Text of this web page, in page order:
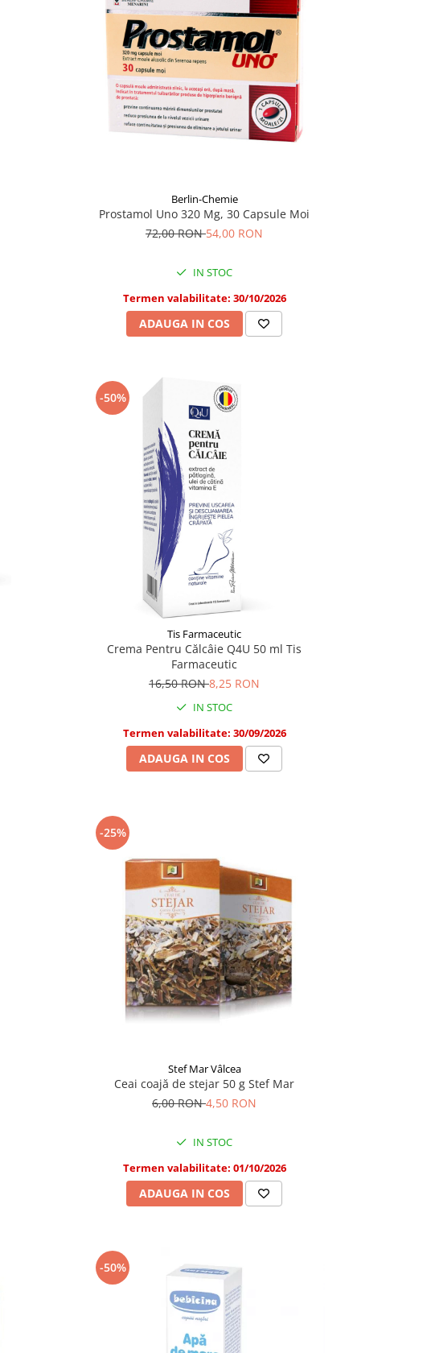
Berlin-Chemie
Prostamol Uno 320 Mg, 30 Capsule Moi
72,00 RON54,00 RON
IN STOC
Termen valabilitate: 30/10/2026
ADAUGA IN COS
-50%
Tis Farmaceutic
Crema Pentru Călcâie Q4U 50 ml Tis
Farmaceutic
16,50 RON8,25 RON
IN STOC
Termen valabilitate: 30/09/2026
ADAUGA IN COS
-25%
Stef Mar Vâlcea
Ceai coajă de stejar 50 g Stef Mar
6,00 RON4,50 RON
IN STOC
Termen valabilitate: 01/10/2026
ADAUGA IN COS
-50%